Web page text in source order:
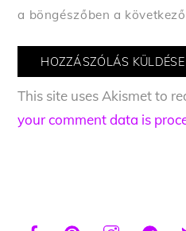
a böngészőben a
This site uses Akismet to
your comment data is